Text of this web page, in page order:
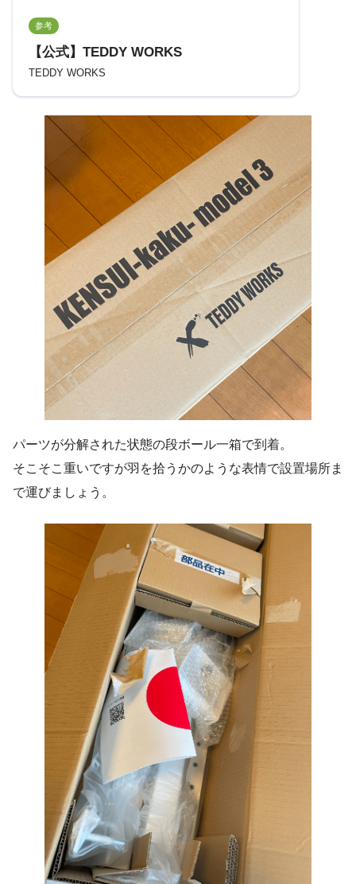
参考
【公式】TEDDY WORKS
TEDDY WORKS
パーツが分解された状態の段ボール一箱で到着。
そこそこ重いですが羽を拾うかのような表情で設置場所ま
で運びましょう。